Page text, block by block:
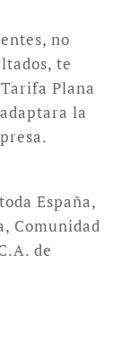
no
te
Plana
la
España,
Comunidad
de